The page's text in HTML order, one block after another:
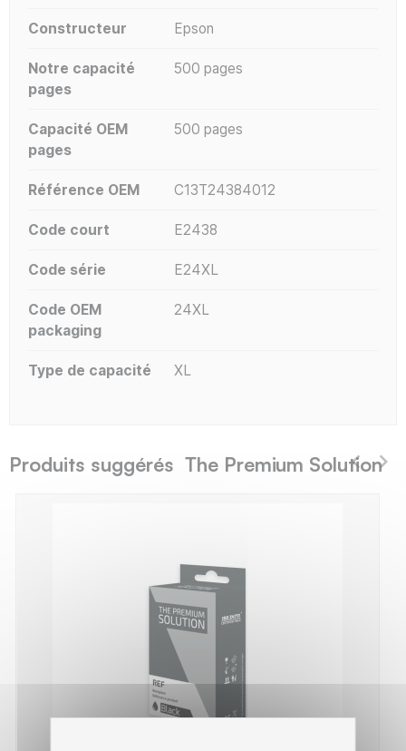
Constructeur Epson
Notre capacité
pages
500 pages
Capacité OEM
pages
500 pages
Référence OEM C13T24384012
Code court E2438
Code série E24XL
Code OEM
packaging
24XL
Type de capacité XL
Produits suggérés The Premium Solution